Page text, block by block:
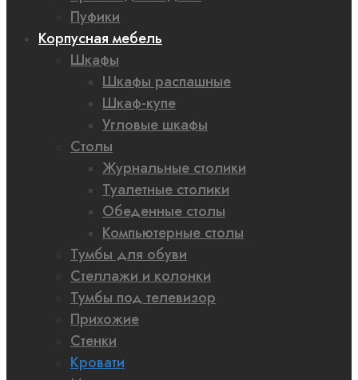
Пуфики
Корпусная мебель
Шкафы
Шкафы распашные
Шкаф-купе
Угловые шкафы
Столы
Журнальные столики
Туалетные столики
Обеденные столы
Компьютерные столы
Тумбы для обуви
Стеллажи и колонки
Тумбы под телевизор
Прихожие
Стенки
Кровати